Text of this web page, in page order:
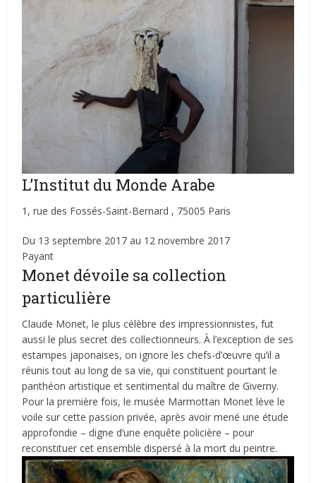
L’Institut du Monde Arabe
1, rue des Fossés-Saint-Bernard , 75005 Paris
Du 13 septembre 2017 au 12 novembre 2017
Payant
Monet dévoile sa collection
particulière
Claude Monet, le plus célèbre des impressionnistes, fut
aussi le plus secret des collectionneurs. À l’exception de ses
estampes japonaises, on ignore les chefs-d’œuvre qu’il a
réunis tout au long de sa vie, qui constituent pourtant le
panthéon artistique et sentimental du maître de Giverny.
Pour la première fois, le musée Marmottan Monet lève le
voile sur cette passion privée, après avoir mené une étude
approfondie – digne d’une enquête policière – pour
reconstituer cet ensemble dispersé à la mort du peintre.